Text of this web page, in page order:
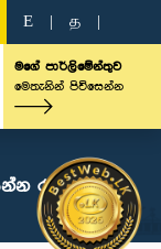
E த
මගේ පාර්ලිමේන්තුව
මෙතැනින් පිවිසෙන්න
රණවීර